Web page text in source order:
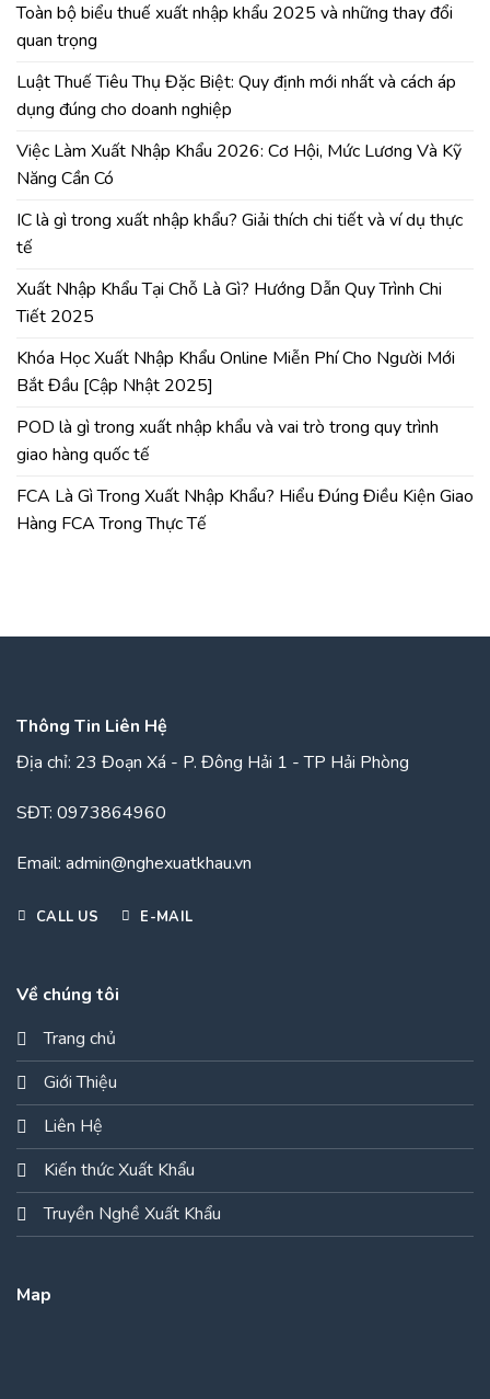
Toàn bộ biểu thuế xuất nhập khẩu 2025 và những thay đổi
quan trọng
Luật Thuế Tiêu Thụ Đặc Biệt: Quy định mới nhất và cách áp
dụng đúng cho doanh nghiệp
Việc Làm Xuất Nhập Khẩu 2026: Cơ Hội, Mức Lương Và Kỹ
Năng Cần Có
IC là gì trong xuất nhập khẩu? Giải thích chi tiết và ví dụ thực
tế
Xuất Nhập Khẩu Tại Chỗ Là Gì? Hướng Dẫn Quy Trình Chi
Tiết 2025
Khóa Học Xuất Nhập Khẩu Online Miễn Phí Cho Người Mới
Bắt Đầu [Cập Nhật 2025]
POD là gì trong xuất nhập khẩu và vai trò trong quy trình
giao hàng quốc tế
FCA Là Gì Trong Xuất Nhập Khẩu? Hiểu Đúng Điều Kiện Giao
Hàng FCA Trong Thực Tế
Thông Tin Liên Hệ
Địa chỉ: 23 Đoạn Xá - P. Đông Hải 1 - TP Hải Phòng
SĐT: 0973864960
Email: admin@nghexuatkhau.vn
CALL US E-MAIL
Về chúng tôi
Trang chủ
Giới Thiệu
Liên Hệ
Kiến thức Xuất Khẩu
Truyền Nghề Xuất Khẩu
Map